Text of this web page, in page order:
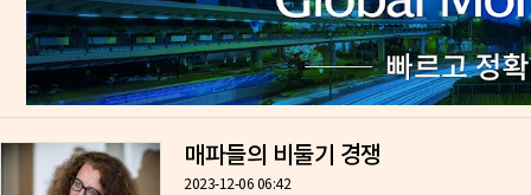
매파들의 비둘기 경쟁
2023-12-06 06:42